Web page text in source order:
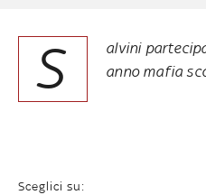
S
alvini
anno mafia
Sceglici su: